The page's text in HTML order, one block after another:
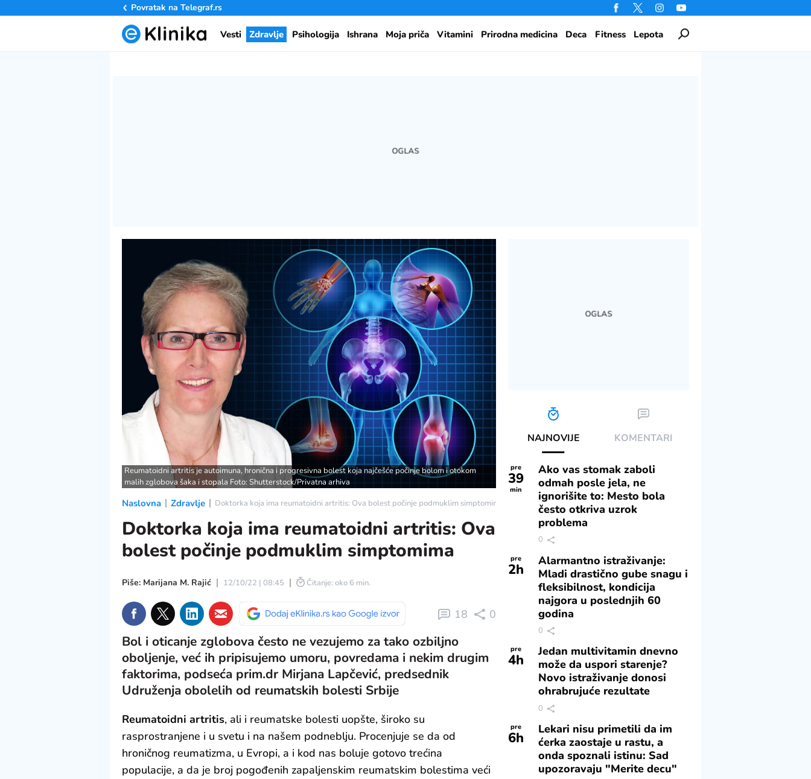
Povratak na Telegraf.rs
Vesti Zdravlje Psihologija Ishrana Moja priča Vitamini Prirodna medicina Deca Fitness Lepota
Reumatoidni artritis je autoimuna, hronična i progresivna bolest koja najčešće počinje bolom i otokom
malih zglobova šaka i stopala Foto: Shutterstock/Privatna arhiva
Naslovna Zdravlje Doktorka koja ima reumatoidni artritis: Ova bolest počinje podmuklim simptomima - eKlinika
Doktorka koja ima reumatoidni artritis: Ova
bolest počinje podmuklim simptomima
Piše: Marijana M. Rajić 12/10/22 | 08:45 Čitanje: oko 6 min.
18 0
Bol i oticanje zglobova često ne vezujemo za tako ozbiljno
oboljenje, već ih pripisujemo umoru, povredama i nekim drugim
faktorima, podseća prim.dr Mirjana Lapčević, predsednik
Udruženja obolelih od reumatskih bolesti Srbije
Reumatoidni artritis, ali i reumatske bolesti uopšte, široko su
rasprostranjene i u svetu i na našem podneblju. Procenjuje se da od
hroničnog reumatizma, u Evropi, a i kod nas boluje gotovo trećina
populacije, a da je broj pogođenih zapaljenskim reumatskim bolestima veći
NAJNOVIJE KOMENTARI
pre
39
min
Ako vas stomak zaboli
odmah posle jela, ne
ignorišite to: Mesto bola
često otkriva uzrok
problema
0
pre
2h
Alarmantno istraživanje:
Mladi drastično gube snagu i
fleksibilnost, kondicija
najgora u poslednjih 60
godina
0
pre
4h
Jedan multivitamin dnevno
može da uspori starenje?
Novo istraživanje donosi
ohrabrujuće rezultate
0
pre
6h
Lekari nisu primetili da im
ćerka zaostaje u rastu, a
onda spoznali istinu: Sad
upozoravaju "Merite decu"